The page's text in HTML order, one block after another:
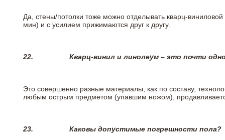
Да, стены/потолки тоже можно отделывать кварц-
мин) и с усилием прижимаются друг к другу.
22. Кварц-винил и линолеум – это почти
Это совершенно разные материалы, как по составу,
любым острым предметом (упавшим ножом),
23. Каковы допустимые погрешности пола?